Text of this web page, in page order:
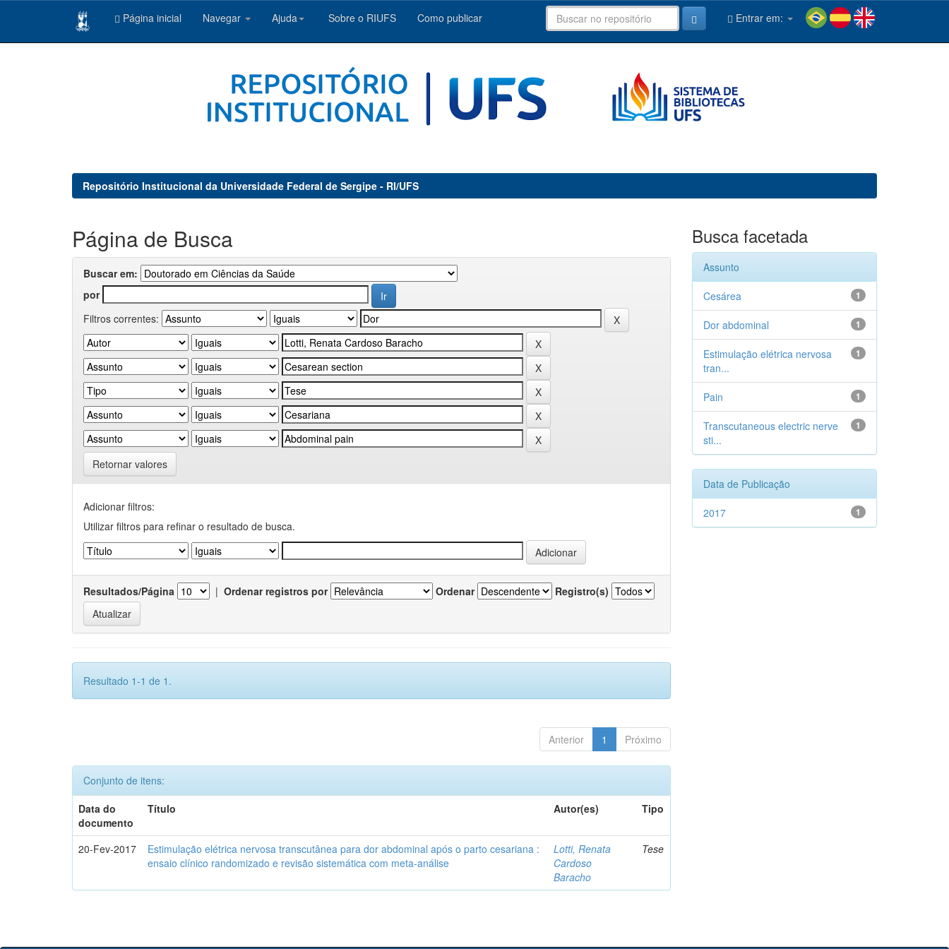
Página inicial Navegar Ajuda Sobre o RIUFS Como publicar Entrar em:
Repositório Institucional da Universidade Federal de Sergipe - RI/UFS
Página de Busca
Buscar em:
por
Filtros correntes:
Retornar valores
Adicionar filtros:
Utilizar filtros para refinar o resultado de busca.
Resultados/Página | Ordenar registros por Ordenar Registro(s)
Resultado 1-1 de 1.
Anterior 1 Próximo
Conjunto de itens:
Data do
documento
Título Autor(es) Tipo
20-Fev-2017
Estimulação elétrica nervosa transcutânea para dor abdominal após o parto cesariana :
ensaio clínico randomizado e revisão sistemática com meta-análise
Lotti, Renata
Cardoso
Baracho
Tese
Busca facetada
Assunto
1
Cesárea
1
Dor abdominal
1
Estimulação elétrica nervosa
tran...
1
Pain
1
Transcutaneous electric nerve
sti...
Data de Publicação
1
2017